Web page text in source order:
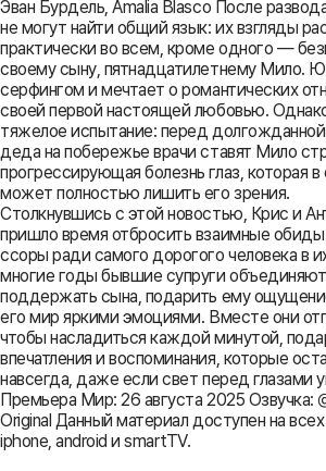
Эван Бурдель, Amalia Blasco После
не могут найти общий язык: их взгляды
практически во всем, кроме одного —
своему сыну, пятнадцатилетнему Мило.
серфингом и мечтает о романтических
своей первой настоящей любовью.
тяжелое испытание: перед
деда на побережье врачи ставят Мило
прогрессирующая болезнь глаз, которая
может полностью лишить его зрения.
Столкнувшись с этой новостью, Крис и
пришло время отбросить взаимные
ссоры ради самого дорогого человека в
многие годы бывшие супруги
поддержать сына, подарить ему
его мир яркими эмоциями. Вместе они
чтобы насладиться каждой минутой,
впечатления и воспоминания, которые
навсегда, даже если свет перед глазами
Премьера Мир: 26 августа 2025 Озвучка:
Original Данный материал доступен на
iphone, android и smartTV.